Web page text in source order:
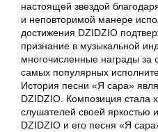
настоящей звездой
и неповторимой манере
достижения DZIDZIO
признание в музыкальной
многочисленные награды за
самых популярных
История песни «Я сара»
DZIDZIO. Композиция стала
слушателей своей яркостью
DZIDZIO и его песня «Я